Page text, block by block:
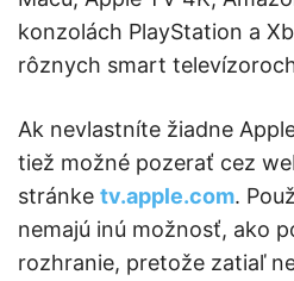
konzolách PlayStation a
rôznych smart
Ak nevlastníte žiadne
tiež možné pozerať cez
stránke tv.apple.com.
nemajú inú možnosť, ako
rozhranie, pretože zatiaľ